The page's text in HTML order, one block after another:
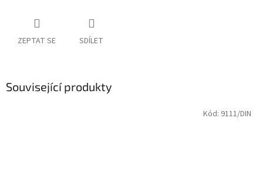
ZEPTAT SE SDÍLET
Související produkty
Kód: 9111/DIN